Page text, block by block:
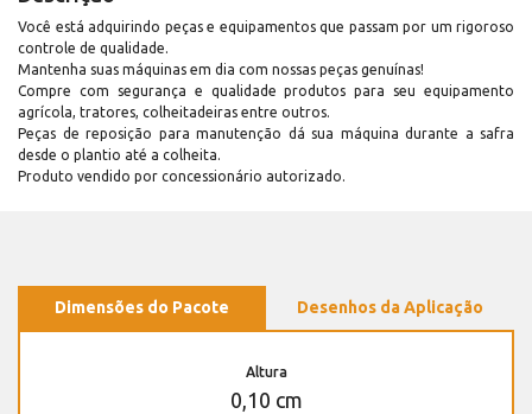
Você está adquirindo peças e equipamentos que passam por um rigoroso
controle de qualidade.
Mantenha suas máquinas em dia com nossas peças genuínas!
Compre com segurança e qualidade produtos para seu equipamento
agrícola, tratores, colheitadeiras entre outros.
Peças de reposição para manutenção dá sua máquina durante a safra
desde o plantio até a colheita.
Produto vendido por concessionário autorizado.
Dimensões do Pacote Desenhos da Aplicação
Altura
0,10 cm